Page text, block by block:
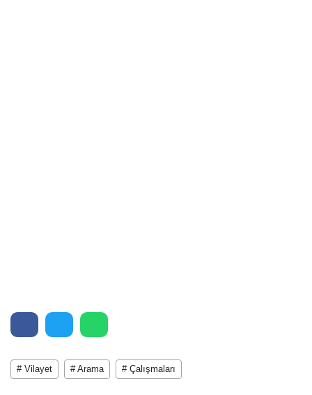
# Vilayet # Arama # Çalışmaları